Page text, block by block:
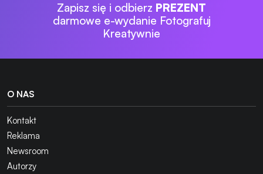
Zapisz się i odbierz PREZENT
darmowe e-wydanie Fotografuj
Kreatywnie
O NAS
Kontakt
Reklama
Newsroom
Autorzy